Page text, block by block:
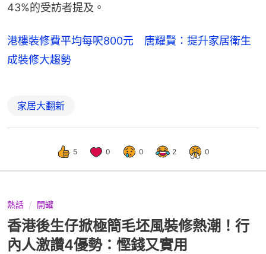
43%的受訪者提及。
港樓裝修費平均每呎800元 唐耀賢：提升家居衛生
成裝修大趨勢
家居大翻新
5 0 0 2 0
熱話 開罐
香港後生仔掀極簡毛坯風裝修熱潮！行
內人激讚4優勢：慳錢又實用